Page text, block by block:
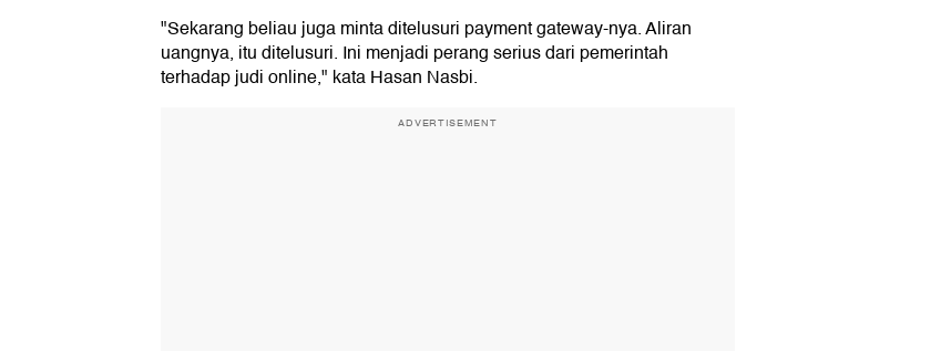
"Sekarang beliau juga minta ditelusuri payment gateway-nya. Aliran
uangnya, itu ditelusuri. Ini menjadi perang serius dari pemerintah
terhadap judi online," kata Hasan Nasbi.
ADVERTISEMENT